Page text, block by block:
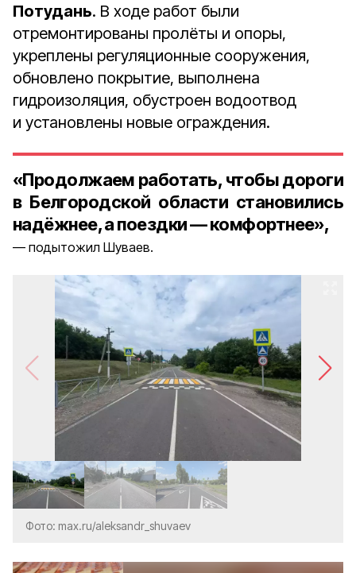
Потудань. В ходе работ были
отремонтированы пролёты и опоры,
укреплены регуляционные сооружения,
обновлено покрытие, выполнена
гидроизоляция, обустроен водоотвод
и установлены новые ограждения.
«Продолжаем работать, чтобы дороги
в Белгородской области становились
надёжнее, а поездки — комфортнее»,
подытожил Шуваев.
Фото: max.ru/aleksandr_shuvaev